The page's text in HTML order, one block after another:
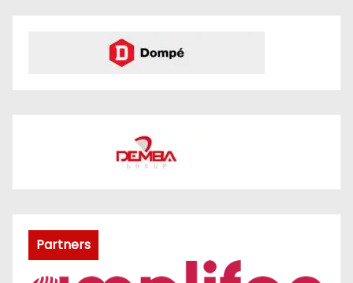
Partners